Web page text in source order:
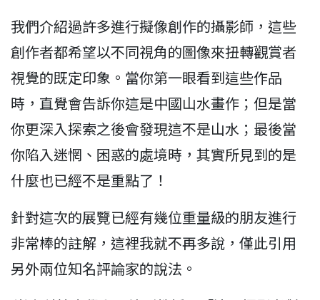
我們介紹過許多進行擬像創作的攝影師，這些
創作者都希望以不同視角的圖像來扭轉觀賞者
視覺的既定印象。當你第一眼看到這些作品
時，直覺會告訴你這是中國山水畫作；但是當
你更深入探索之後會發現這不是山水；最後當
你陷入迷惘、困惑的處境時，其實所見到的是
什麼也已經不是重點了！
針對這次的展覽已經有幾位重量級的朋友進行
非常棒的註解，這裡我就不再多說，僅此引用
另外兩位知名評論家的說法。